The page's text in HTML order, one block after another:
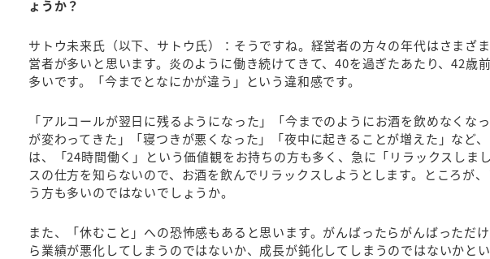
ょうか？
サトウ未来氏（以下、サトウ氏）：そうですね。経営者の方々の年代はさまざ
営者が多いと思います。炎のように働き続けてきて、40を過ぎたあたり、42歳
多いです。「今までとなにかが違う」という違和感です。
「アルコールが翌日に残るようになった」「今までのようにお酒を飲めなくな
が変わってきた」「寝つきが悪くなった」「夜中に起きることが増えた」など
は、「24時間働く」という価値観をお持ちの方も多く、急に「リラックスしま
スの仕方を知らないので、お酒を飲んでリラックスしようとします。ところが
う方も多いのではないでしょうか。
また、「休むこと」への恐怖感もあると思います。がんばったらがんばっただ
ら業績が悪化してしまうのではないか、成長が鈍化してしまうのではないかとい